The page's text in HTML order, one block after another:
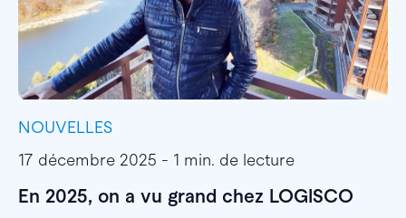
NOUVELLES
17 décembre 2025 - 1 min. de lecture
En 2025, on a vu grand chez LOGISCO